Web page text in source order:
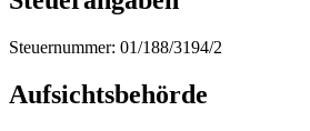
Steuernummer: 01/188/3194/2
Aufsichtsbehörde